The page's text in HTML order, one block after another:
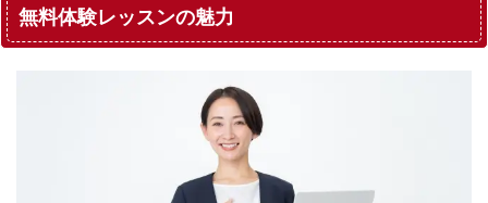
無料体験レッスンの魅力